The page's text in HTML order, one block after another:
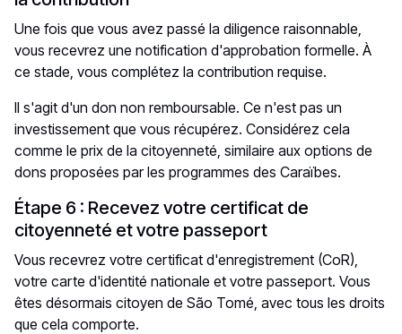
Une fois que vous avez passé la diligence raisonnable,
vous recevrez une notification d'approbation formelle. À
ce stade, vous complétez la contribution requise.
Il s'agit d'un don non remboursable. Ce n'est pas un
investissement que vous récupérez. Considérez cela
comme le prix de la citoyenneté, similaire aux options de
dons proposées par les programmes des Caraïbes.
Étape 6 : Recevez votre certificat de
citoyenneté et votre passeport
Vous recevrez votre certificat d'enregistrement (CoR),
votre carte d'identité nationale et votre passeport. Vous
êtes désormais citoyen de São Tomé, avec tous les droits
que cela comporte.